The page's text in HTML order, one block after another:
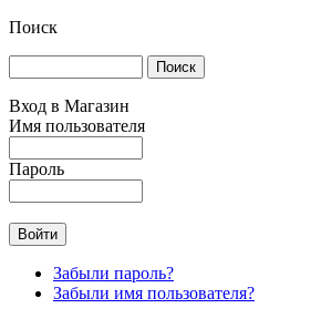
Поиск
Вход в Магазин
Имя пользователя
Пароль
Забыли пароль?
Забыли имя пользователя?